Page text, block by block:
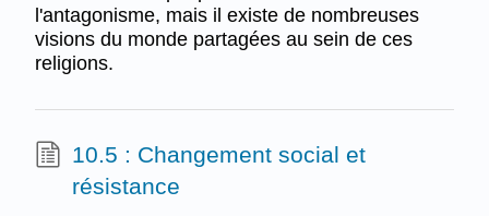
l'antagonisme, mais il existe de nombreuses
visions du monde partagées au sein de ces
religions.
10.5 : Changement social et
résistance